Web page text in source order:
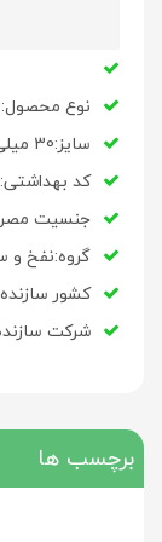
نوع
سایز:30 میلی لیتر
کد بهداشتی:12281013201
جنسیت
گروه:نفخ
کشور
شرکت
برچسب ها